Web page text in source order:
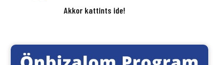
Akkor kattints ide!